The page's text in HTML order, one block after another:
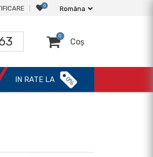
0
0
Coș
IN RATE LA 0%